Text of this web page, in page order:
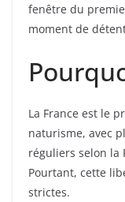
fenêtre du
moment de
La France est le
naturisme, avec
réguliers selon la
Pourtant, cette
strictes.